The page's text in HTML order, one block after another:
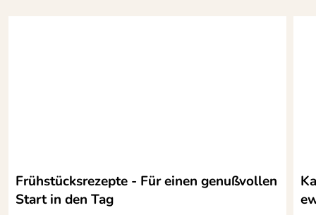
Frühstücksrezepte - Für einen genußvollen
Start in den Tag